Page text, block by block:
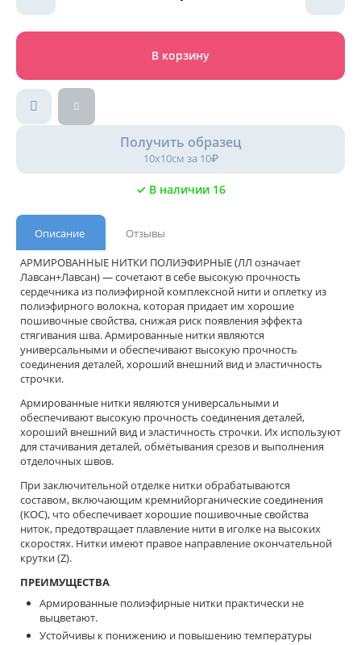
В корзину
Получить образец
10х10см за 10₽
✓ В наличии 16
Описание
Отзывы
АРМИРОВАННЫЕ НИТКИ ПОЛИЭФИРНЫЕ (ЛЛ означает
Лавсан+Лавсан) — сочетают в себе высокую прочность
сердечника из полиэфирной комплексной нити и оплетку из
полиэфирного волокна, которая придает им хорошие
пошивочные свойства, снижая риск появления эффекта
стягивания шва. Армированные нитки являются
универсальными и обеспечивают высокую прочность
соединения деталей, хороший внешний вид и эластичность
строчки.
Армированные нитки являются универсальными и
обеспечивают высокую прочность соединения деталей,
хороший внешний вид и эластичность строчки. Их используют
для стачивания деталей, обмётывания срезов и выполнения
отделочных швов.
При заключительной отделке нитки обрабатываются
составом, включающим кремнийорганические соединения
(КОС), что обеспечивает хорошие пошивочные свойства
ниток, предотвращает плавление нити в иголке на высоких
скоростях. Нитки имеют правое направление окончательной
крутки (Z).
ПРЕИМУЩЕСТВА
Армированные полиэфирные нитки практически не
выцветают.
Устойчивы к понижению и повышению температуры